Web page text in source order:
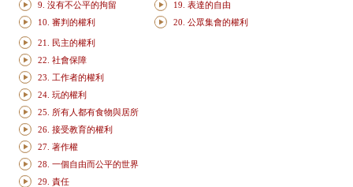
9. 沒有不公平的拘留
10. 審判的權利
19. 表達的自由
20. 公眾集會的權利
21. 民主的權利
22. 社會保障
23. 工作者的權利
24. 玩的權利
25. 所有人都有食物與居所
26. 接受教育的權利
27. 著作權
28. 一個自由而公平的世界
29. 責任